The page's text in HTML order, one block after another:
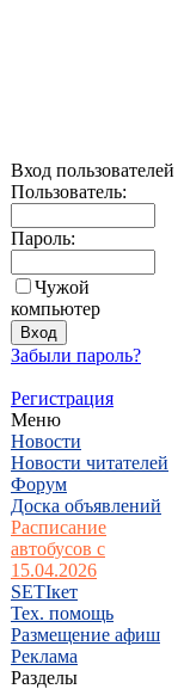
Вход пользователей
Пользователь:
Пароль:
Чужой
компьютер
Забыли пароль?
Регистрация
Меню
Новости
Новости читателей
Форум
Доска объявлений
Расписание
автобусов с
15.04.2026
SETIкет
Тех. помощь
Размещение афиш
Реклама
Разделы